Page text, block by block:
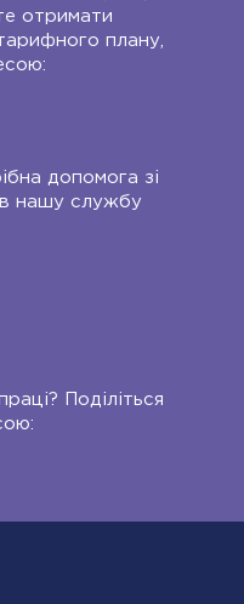
отримати
плану,
допомога зі
в нашу службу
Поділіться